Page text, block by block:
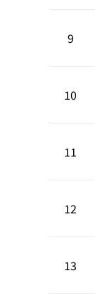
9
10
11
12
13